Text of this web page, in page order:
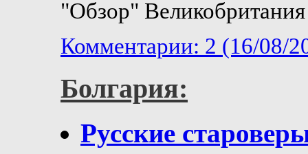
"Обзор" Великобритания
Комментарии: 2 (16/08/
Болгария:
Русские